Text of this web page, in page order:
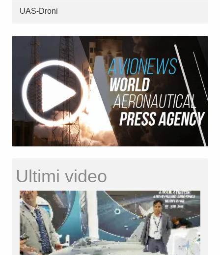
UAS-Droni
Ultimi video